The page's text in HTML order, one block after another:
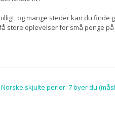
og mange steder kan du finde
store oplevelser for små penge
Norske skjulte perler: 7 byer du